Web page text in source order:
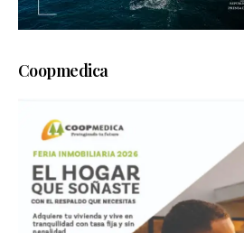
Coopmedica